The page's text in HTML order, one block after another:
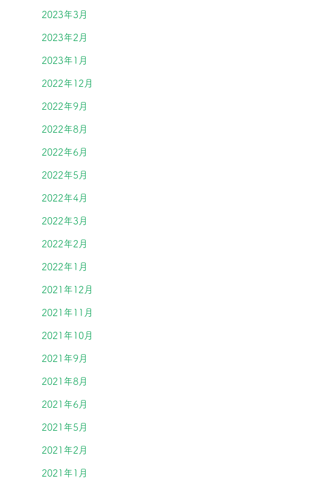
2023年3月
2023年2月
2023年1月
2022年12月
2022年9月
2022年8月
2022年6月
2022年5月
2022年4月
2022年3月
2022年2月
2022年1月
2021年12月
2021年11月
2021年10月
2021年9月
2021年8月
2021年6月
2021年5月
2021年2月
2021年1月